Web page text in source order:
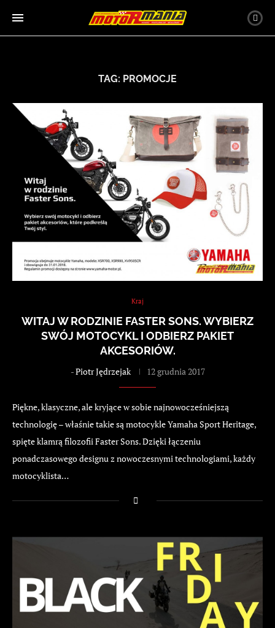
TAG: PROMOCJE
Kraj
WITAJ W RODZINIE FASTER SONS. WYBIERZ
SWÓJ MOTOCYKL I ODBIERZ PAKIET
AKCESORIÓW.
-Piotr Jędrzejak 12 grudnia 2017
Piękne, klasyczne, ale kryjące w sobie najnowocześniejszą
technologię – właśnie takie są motocykle Yamaha Sport Heritage,
spięte klamrą filozofii Faster Sons. Dzięki łączeniu
ponadczasowego designu z nowoczesnymi technologiami, każdy
motocyklista…